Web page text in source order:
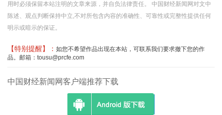
用时必须保留本站注明的文章来源，并自负法律责任。 中国财经新闻网对文中
陈述、观点判断保持中立,不对所包含内容的准确性、可靠性或完整性提供任何
明示或暗示的保证。
【特别提醒】： 如您不希望作品出现在本站，可联系我们要求撤下您的作
品。邮箱：tousu@prcfe.com
中国财经新闻网客户端推荐下载